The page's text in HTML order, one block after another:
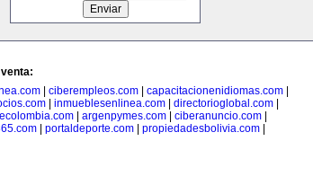
| ciberempleos.com| capacitacionenidiomas.com|
inmueblesenlinea.com directorioglobal.com
| argenpymes.com| ciberanuncio.com|
| portaldeporte.com| propiedadesbolivia.com|